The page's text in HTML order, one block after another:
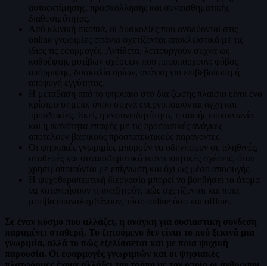
αυτοεκτίμησης, προσκόλλησης και συναισθηματικής
διαθεσιμότητας.
Από κλινική σκοπιά, οι δυσκολίες που αναδύονται στις
online γνωριμίες σπάνια σχετίζονται αποκλειστικά με τις
ίδιες τις εφαρμογές. Αντίθετα, λειτουργούν συχνά ως
καθρέφτης μοτίβων σχέσεων που προϋπάρχουν: φόβος
απόρριψης, δυσκολία ορίων, ανάγκη για επιβεβαίωση ή
αποφυγή εγγύτητας.
Η μετάβαση από το ψηφιακό στο δια ζώσης πλαίσιο είναι ένα
κρίσιμο σημείο, όπου συχνά ενεργοποιούνται άγχη και
προσδοκίες. Εκεί, η ενσυνειδητότητα, η σαφής επικοινωνία
και η ικανότητα επαφής με τις προσωπικές ανάγκες
αποτελούν βασικούς προστατευτικούς παράγοντες.
Οι ψηφιακές γνωριμίες μπορούν να οδηγήσουν σε αληθινές,
σταθερές και συναισθηματικά ικανοποιητικές σχέσεις, όταν
χρησιμοποιούνται με επίγνωση και όχι ως μέσο αποφυγής.
Η ψυχοθεραπευτική διεργασία μπορεί να βοηθήσει τα άτομα
να κατανοήσουν τι αναζητούν, πώς σχετίζονται και ποια
μοτίβα επαναλαμβάνουν, τόσο online όσο και offline.
Σε έναν κόσμο που αλλάζει, η ανάγκη για ουσιαστική σύνδεση
παραμένει σταθερή. Το ζητούμενο δεν είναι το πού ξεκινά μια
γνωριμία, αλλά το πώς εξελίσσεται και με ποια ψυχική
παρουσία. Οι εφαρμογές γνωριμιών και οι ψηφιακές